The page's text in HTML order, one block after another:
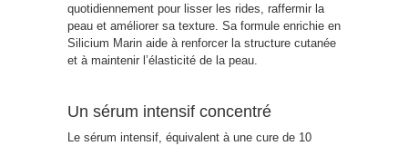
quotidiennement pour lisser les rides, raffermir la
peau et améliorer sa texture. Sa formule enrichie en
Silicium Marin aide à renforcer la structure cutanée
et à maintenir l’élasticité de la peau.
Un sérum intensif concentré
Le sérum intensif, équivalent à une cure de 10